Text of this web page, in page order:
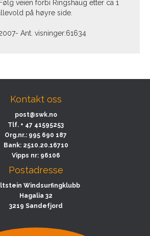
veien forbi Ringshaug etter ca 1
på høyre side.
Ant. visninger:61634
Kontakt oss
post@swk.no
Tlf. + 47 41595253
Org.nr.: 995 690 187
Bank: 2510.20.16710
Vipps nr: 96106
Postadresse
Windsurfingklubb
Hagalia 32
3219 Sandefjord